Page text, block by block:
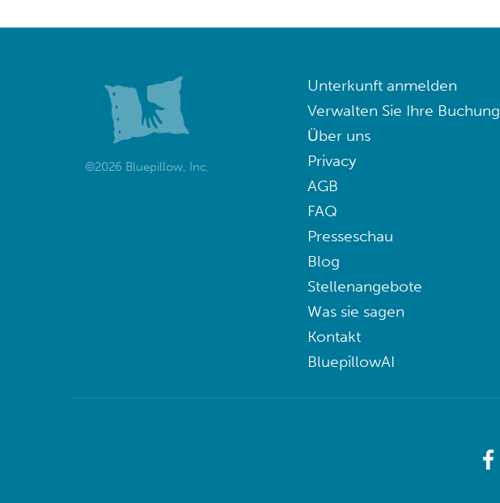
©2026 Bluepillow, Inc.
Unterkunft anmelden
Verwalten Sie Ihre Buchung
Über uns
Privacy
AGB
FAQ
Presseschau
Blog
Stellenangebote
Was sie sagen
Kontakt
BluepillowAI